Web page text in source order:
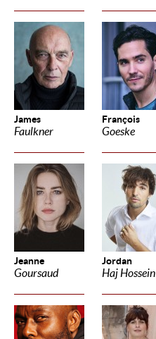
James
Faulkner
François
Goeske
Jeanne
Goursaud
Jordan
Haj Hossein